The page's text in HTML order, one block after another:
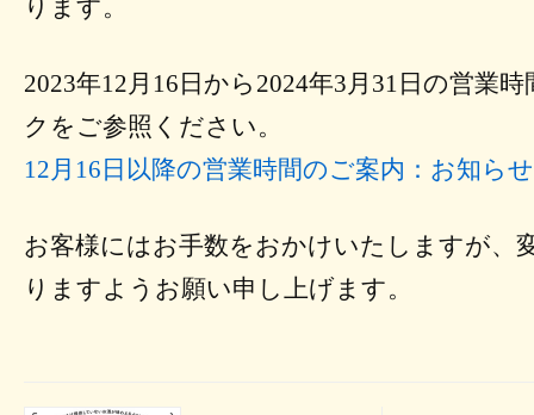
ります。
2023年12月16日から2024年3月31日の営業
クをご参照ください。
12月16日以降の営業時間のご案内：お知ら
お客様にはお手数をおかけいたしますが、
りますようお願い申し上げます。